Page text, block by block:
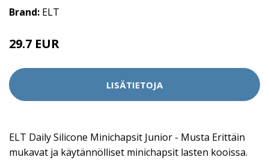
Brand: ELT
29.7 EUR
LISÄTIETOJA
ELT Daily Silicone Minichapsit Junior - Musta Erittäin
mukavat ja käytännölliset minichapsit lasten kooissa.